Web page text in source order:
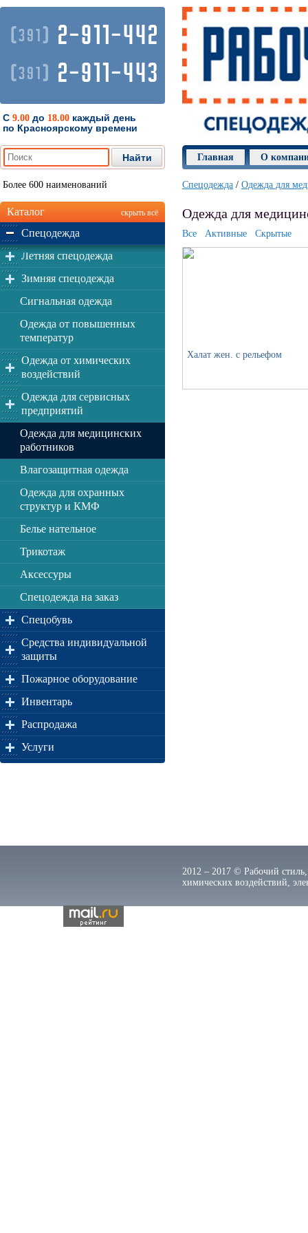
(391) 2-911-442
(391) 2-911-443
С 9.00 до 18.00 каждый день
по Красноярскому времени
Главная О
Более 600 наименований
Каталог скрыть всё
Спецодежда
Летняя спецодежда
Зимняя спецодежда
Сигнальная одежда
Одежда от повышенных
температур
Одежда от химических
воздействий
Одежда для сервисных
предприятий
Одежда для медицинских
работников
Влагозащитная одежда
Одежда для охранных
структур и КМФ
Белье нательное
Трикотаж
Аксессуры
Спецодежда на заказ
Спецобувь
Средства индивидуальной
защиты
Пожарное оборудование
Инвентарь
Распродажа
Услуги
Спецодежда / Одежда для
Одежда для
Все Активные Скрытые
Халат жен. с рельефом
2012 – 2017 © Рабочий
химических воздействий,